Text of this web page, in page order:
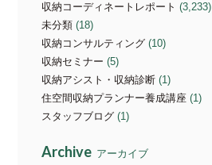
収納コーディネートレポート (3,233)
未分類 (18)
収納コンサルティング (10)
収納セミナー (5)
収納アシスト・収納診断 (1)
住空間収納プランナー養成講座 (1)
スタッフブログ (1)
Archive アーカイブ